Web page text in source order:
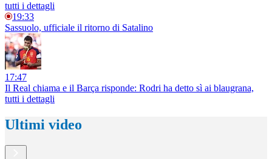
tutti i dettagli
19:33
Sassuolo, ufficiale il ritorno di Satalino
17:47
Il Real chiama e il Barça risponde: Rodri ha detto sì ai blaugrana,
tutti i dettagli
Ultimi video